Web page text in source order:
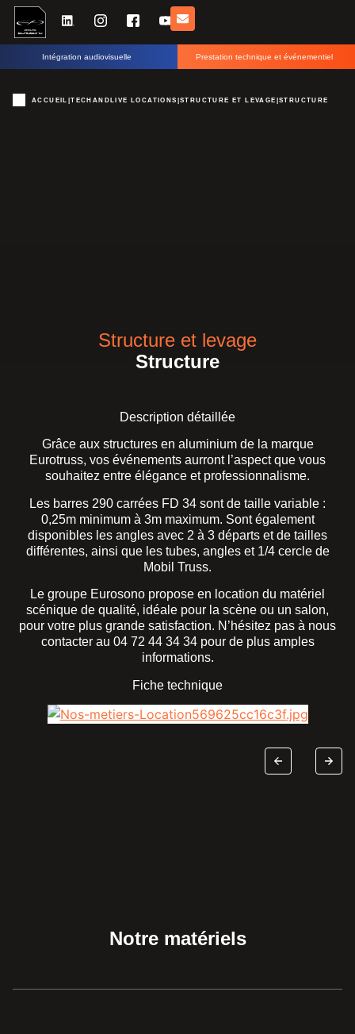
Intégration audiovisuelle Prestation technique et événementiel
ACCUEIL |TECHANDLIVE LOCATIONS |STRUCTURE ET LEVAGE |STRUCTURE
Structure et levage
Structure
Description détaillée
Grâce aux structures en aluminium de la marque
Eurotruss, vos événements aurront l’aspect que vous
souhaitez entre élégance et professionnalisme.
Les barres 290 carrées FD 34 sont de taille variable :
0,25m minimum à 3m maximum. Sont également
disponibles les angles avec 2 à 3 départs et de tailles
différentes, ainsi que les tubes, angles et 1/4 cercle de
Mobil Truss.
Le groupe Eurosono propose en location du matériel
scénique de qualité, idéale pour la scène ou un salon,
pour votre plus grande satisfaction. N’hésitez pas à nous
contacter au 04 72 44 34 34 pour de plus amples
informations.
Fiche technique
Notre matériels